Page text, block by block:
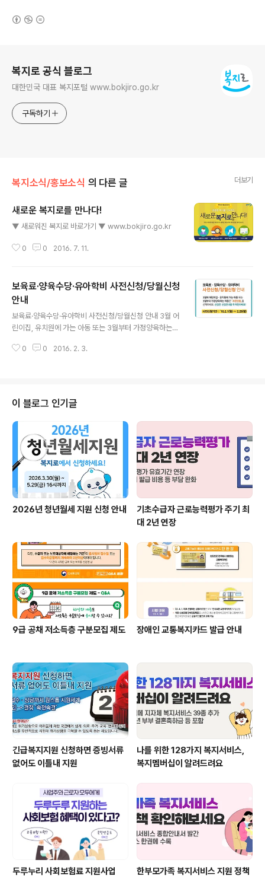
복지로 공식 블로그
대한민국 대표 복지포털 www.bokjiro.go.kr
구독하기
복지소식/홍보소식 의 다른 글 더보기
새로운 복지로를 만나다!
▼ 새로워진 복지로 바로가기 ▼ www.bokjiro.go.kr
0 0 2016. 7. 11.
보육료·양육수당·유아학비 사전신청/당월신청
안내
보육료·양육수당·유아학비 사전신청/당월신청 안내 3월 어
린이집, 유치원에 가는 아동 또는 3월부터 가정양육하는
안내드립니다. 3월부터 어린이집, 유치원에 가는 아동은
필독! 하시고 복지로 온라인신청에서 사전신청을 진행하시
기 바랍니다(*신청은 pc에서 가능).
0 0 2016. 2. 3.
이 블로그 인기글
2026년 청년월세 지원 신청 안내
기초수급자 근로능력평가 주기 최
대 2년 연장
9급 공채 저소득층 구분모집 제도 장애인 교통복지카드 발급 안내
긴급복지지원 신청하면 증빙서류
없어도 이틀내 지원
나를 위한 128가지 복지서비스,
복지멤버십이 알려드려요
두루누리 사회보험료 지원사업
한부모가족 복지서비스 지원 정책